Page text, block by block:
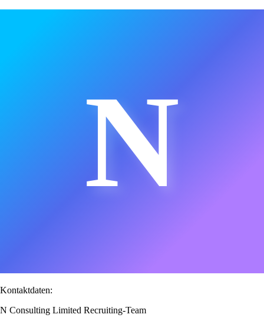
N
Kontaktdaten:
N Consulting Limited Recruiting-Team